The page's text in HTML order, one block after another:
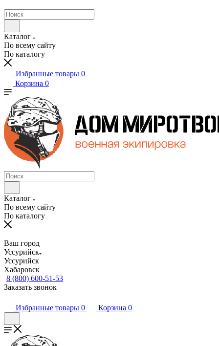
Каталог
По всему сайту
По каталогу
Избранные товары 0
Корзина 0
Каталог
По всему сайту
По каталогу
Ваш город
Уссурийск
Уссурийск
Хабаровск
8 (800) 600-51-53
Заказать звонок
Избранные товары 0 Корзина 0